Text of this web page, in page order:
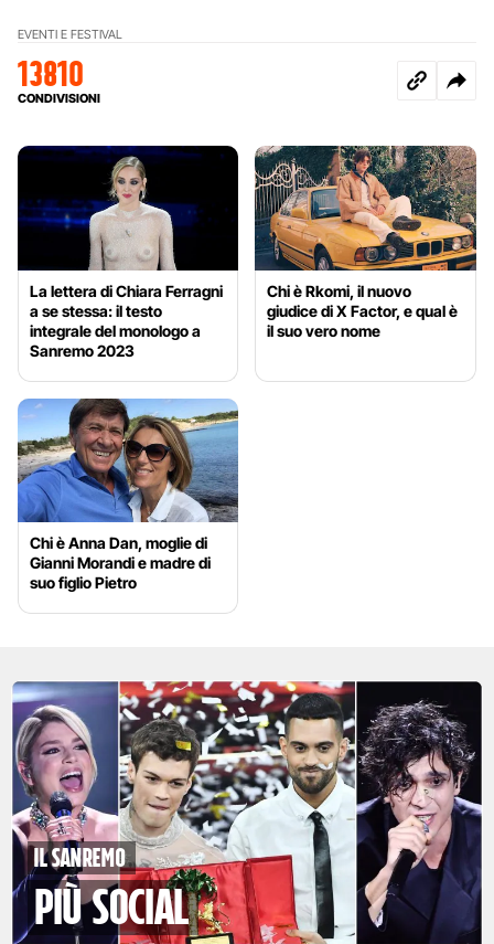
EVENTI E FESTIVAL
13810
CONDIVISIONI
La lettera di Chiara Ferragni
a se stessa: il testo
integrale del monologo a
Sanremo 2023
Chi è Rkomi, il nuovo
giudice di X Factor, e qual è
il suo vero nome
Chi è Anna Dan, moglie di
Gianni Morandi e madre di
suo figlio Pietro
Il Sanremo
più social